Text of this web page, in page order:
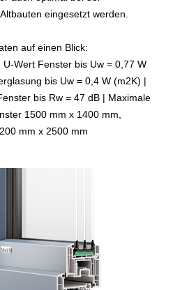
eingesetzt werden.
auf einen Blick:
Wert Fenster bis Uw = 0,77 W
bis Uw = 0,4 W (m2K) |
bis Rw = 47 dB | Maximale
1500 mm x 1400 mm,
mm x 2500 mm